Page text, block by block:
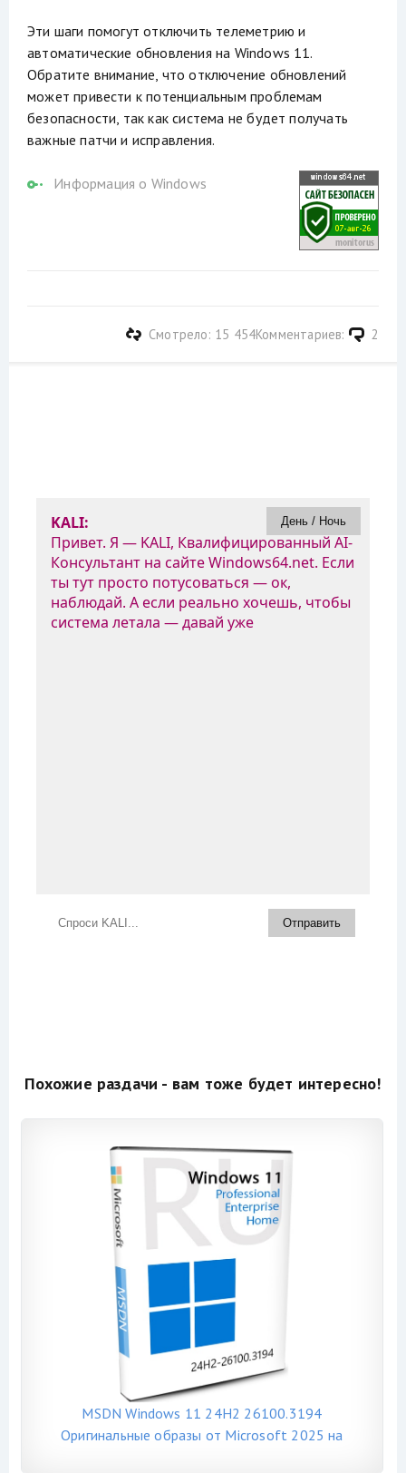
Эти шаги помогут отключить телеметрию и
автоматические обновления на Windows 11.
Обратите внимание, что отключение обновлений
может привести к потенциальным проблемам
безопасности, так как система не будет получать
важные патчи и исправления.
Информация о Windows
Комментариев: 2
Смотрело: 15 454
Похожие раздачи - вам тоже будет интересно!
MSDN Windows 11 24H2 26100.3194
Оригинальные образы от Microsoft 2025 на